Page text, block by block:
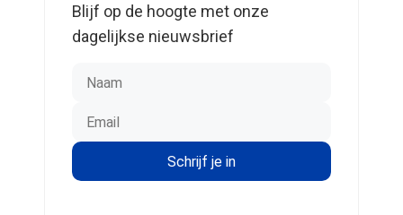
Blijf op de hoogte met onze
dagelijkse nieuwsbrief